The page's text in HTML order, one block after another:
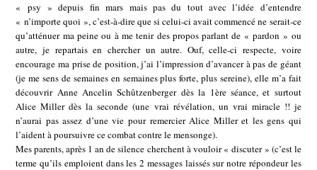
« psy » depuis fin mars mais pas du tout avec l’idée d’entendre
« n’importe quoi », c’est-à-dire que si celui-ci avait commencé ne serait-ce
qu’atténuer ma peine ou à me tenir des propos parlant de « pardon » ou
autre, je repartais en chercher un autre. Ouf, celle-ci respecte, voire
encourage ma prise de position, j’ai l’impression d’avancer à pas de géant
(je me sens de semaines en semaines plus forte, plus sereine), elle m’a fait
découvrir Anne Ancelin Schûtzenberger dès la 1ère séance, et surtout
Alice Miller dès la seconde (une vrai révélation, un vrai miracle !! je
n’aurai pas assez d’une vie pour remercier Alice Miller et les gens qui
l’aident à poursuivre ce combat contre le mensonge).
Mes parents, après 1 an de silence cherchent à vouloir « discuter » (c’est le
terme qu’ils emploient dans les 2 messages laissés sur notre répondeur les